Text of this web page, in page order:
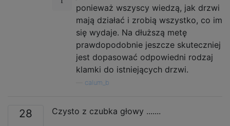
ponieważ wszyscy wiedzą, jak drzwi
mają działać i zrobią wszystko, co im
się wydaje. Na dłuższą metę
prawdopodobnie jeszcze skuteczniej
jest dopasować odpowiedni rodzaj
klamki do istniejących drzwi.
calum_b
28
Czysto z czubka głowy .......